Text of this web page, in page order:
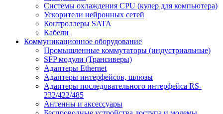
Системы охлаждения CPU (кулер для компьютера)
Ускорители нейронных сетей
Контроллеры SATA
Кабели
Коммуникационное оборудование
Промышленные коммутаторы (индустриальные)
SFP модули (Трансиверы)
Адаптеры Ethernet
Адаптеры интерфейсов, шлюзы
Адаптеры последовательного интерфейса RS-
232/422/485
Антенны и аксессуары